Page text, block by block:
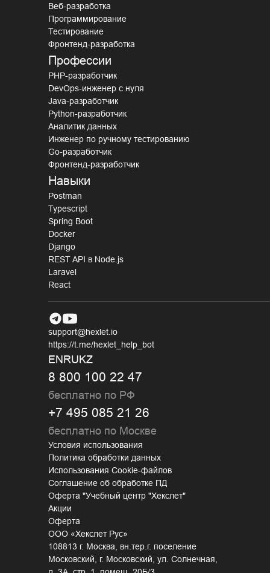
Веб-разработка
Программирование
Тестирование
Фронтенд-разработка
Профессии
PHP-разработчик
DevOps-инженер с нуля
Java-разработчик
Python-разработчик
Аналитик данных
Инженер по ручному тестированию
Go-разработчик
Фронтенд-разработчик
Навыки
Postman
Typescript
Spring Boot
Docker
Django
REST API в Node.js
Laravel
React
support@hexlet.io
https://t.me/hexlet_help_bot
ENRUKZ
8 800 100 22 47
бесплатно по РФ
+7 495 085 21 26
бесплатно по Москве
Условия использования
Политика обработки данных
Использования Cookie-файлов
Соглашение об обработке ПД
Оферта "Учебный центр "Хекслет"
Акции
Оферта
ООО «Хекслет Рус»
108813 г. Москва, вн.тер.г. поселение
Московский, г. Московский, ул. Солнечная,